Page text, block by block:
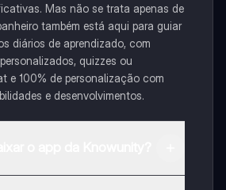
Mas não se trata apenas de
também está aqui para guiar
diários de aprendizado, com
quizzes ou
e 100% de personalização com
e desenvolvimentos.